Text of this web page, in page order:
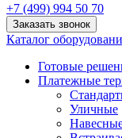
+7 (499) 994 50 70
Заказать звонок
Каталог
Готовые
Платежные
Уличные